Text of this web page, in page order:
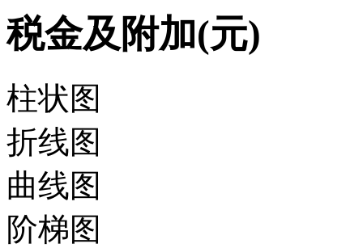
税金及附加(元)
柱状图
折线图
曲线图
阶梯图